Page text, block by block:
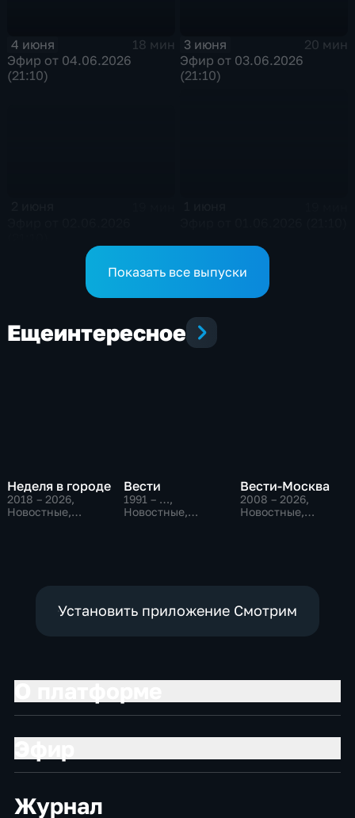
4 июня
18 мин
Эфир от 04.06.2026
(21:10)
3 июня
20 мин
Эфир от 03.06.2026
(21:10)
Показать все выпуски
Ещеинтересное
Неделя в городе
2018 – 2026,
Новостные,
Вести
1991 – …,
Новостные,
Вести-Москва
2008 – 2026,
Новостные,
Установить приложение Смотрим
Журнал